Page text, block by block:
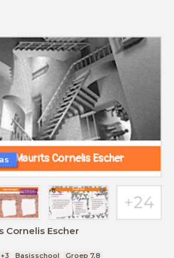
Cornelis Escher
+3 Basisschool Groep 7,8